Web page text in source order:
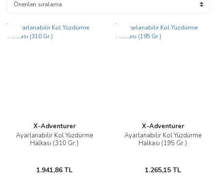
X-Adventurer
Ayarlanabilir Kol Yüzdürme
Halkası (310 Gr.)
1.941,86 TL
X-Adventurer
Ayarlanabilir Kol Yüzdürme
Halkası (195 Gr.)
1.265,15 TL